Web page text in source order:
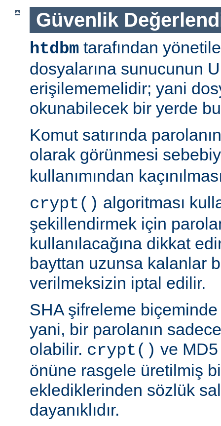
Güvenlik
htdbm tarafından
dosyalarına sunucunun
erişilememelidir; yani
okunabilecek bir yerde
Komut satırında
olarak görünmesi
kullanımından
crypt() algoritması
şekillendirmek için
kullanılacağına dikkat
bayttan uzunsa kalanlar
verilmeksizin iptal edilir.
SHA şifreleme
yani, bir parolanın
olabilir. crypt() ve
önüne rasgele üretilmiş
eklediklerinden sözlük
dayanıklıdır.